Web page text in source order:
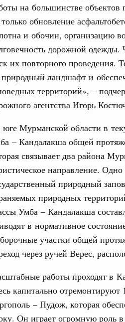
на большинстве объектов
обновление
и обочин, организацию
дорожной
их повторного проведения.
ландшафт и
территорий», –
агентства Игорь
Мурманской области в
– Кандалакша общей
связывает два района
направление.
природный
природных
Умба – Кандалакша
в нормативное
участки общей
через ручей Верес,
работы проходят в
капитально
– Пудож, которая
Он играет огромную роль
в сфере строительства
Более 130
построено под
проект «Инфраструктура
Порядка 200
объектам,
для
политика
Сергей Кравцов и
Гуров
«Кольцо открытий»
экономический союз.
отношения с
провёл рабочую